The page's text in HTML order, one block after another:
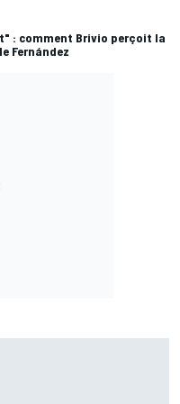
: comment Brivio perçoit la
Fernández